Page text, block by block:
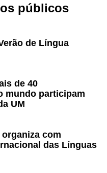
públicos
de Língua
de 40
mundo participam
UM
com
das Línguas